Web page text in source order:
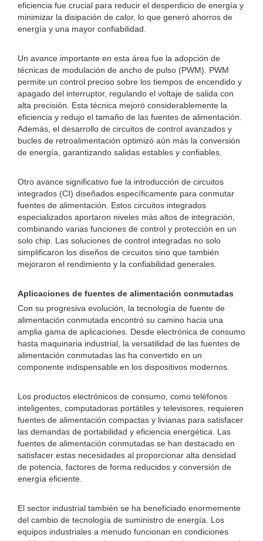
eficiencia fue crucial para reducir el desperdicio de energía y
minimizar la disipación de calor, lo que generó ahorros de
energía y una mayor confiabilidad.
Un avance importante en esta área fue la adopción de
técnicas de modulación de ancho de pulso (PWM). PWM
permite un control preciso sobre los tiempos de encendido y
apagado del interruptor, regulando el voltaje de salida con
alta precisión. Esta técnica mejoró considerablemente la
eficiencia y redujo el tamaño de las fuentes de alimentación.
Además, el desarrollo de circuitos de control avanzados y
bucles de retroalimentación optimizó aún más la conversión
de energía, garantizando salidas estables y confiables.
Otro avance significativo fue la introducción de circuitos
integrados (CI) diseñados específicamente para conmutar
fuentes de alimentación. Estos circuitos integrados
especializados aportaron niveles más altos de integración,
combinando varias funciones de control y protección en un
solo chip. Las soluciones de control integradas no solo
simplificaron los diseños de circuitos sino que también
mejoraron el rendimiento y la confiabilidad generales.
Aplicaciones de fuentes de alimentación conmutadas
Con su progresiva evolución, la tecnología de fuente de
alimentación conmutada encontró su camino hacia una
amplia gama de aplicaciones. Desde electrónica de consumo
hasta maquinaria industrial, la versatilidad de las fuentes de
alimentación conmutadas las ha convertido en un
componente indispensable en los dispositivos modernos.
Los productos electrónicos de consumo, como teléfonos
inteligentes, computadoras portátiles y televisores, requieren
fuentes de alimentación compactas y livianas para satisfacer
las demandas de portabilidad y eficiencia energética. Las
fuentes de alimentación conmutadas se han destacado en
satisfacer estas necesidades al proporcionar alta densidad
de potencia, factores de forma reducidos y conversión de
energía eficiente.
El sector industrial también se ha beneficiado enormemente
del cambio de tecnología de suministro de energía. Los
equipos industriales a menudo funcionan en condiciones